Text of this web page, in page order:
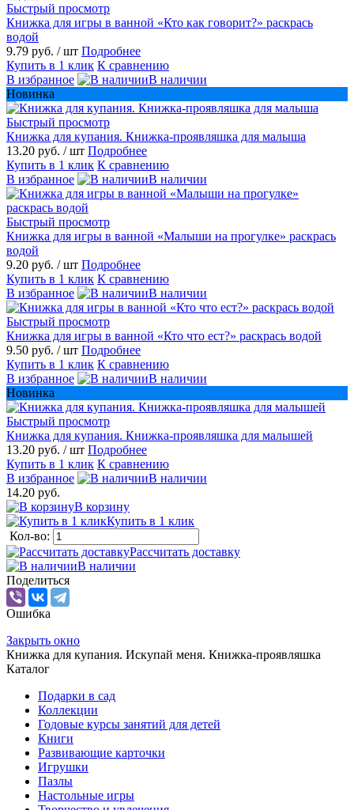
Быстрый просмотр
Книжка для игры в ванной «Кто как говорит?» раскрась
водой
9.79 руб. / шт Подробнее
Купить в 1 клик К сравнению
В избранное
В наличии
Новинка
Быстрый просмотр
Книжка для купания. Книжка-проявляшка для малыша
13.20 руб. / шт Подробнее
Купить в 1 клик К сравнению
В избранное
В наличии
Быстрый просмотр
Книжка для игры в ванной «Малыши на прогулке» раскрась
водой
9.20 руб. / шт Подробнее
Купить в 1 клик К сравнению
В избранное
В наличии
Быстрый просмотр
Книжка для игры в ванной «Кто что ест?» раскрась водой
9.50 руб. / шт Подробнее
Купить в 1 клик К сравнению
В избранное
В наличии
Новинка
Быстрый просмотр
Книжка для купания. Книжка-проявляшка для малышей
13.20 руб. / шт Подробнее
Купить в 1 клик К сравнению
В избранное
В наличии
14.20 руб.
В корзину
Купить в 1 клик
Кол-во:
Рассчитать доставку
В наличии
Поделиться
Ошибка
Закрыть окно
Книжка для купания. Искупай меня. Книжка-проявляшка
Каталог
Подарки в сад
Коллекции
Годовые курсы занятий для детей
Книги
Развивающие карточки
Игрушки
Пазлы
Настольные игры